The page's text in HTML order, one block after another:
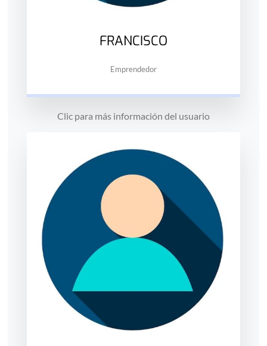
FRANCISCO
Emprendedor
Clic para más información del usuario